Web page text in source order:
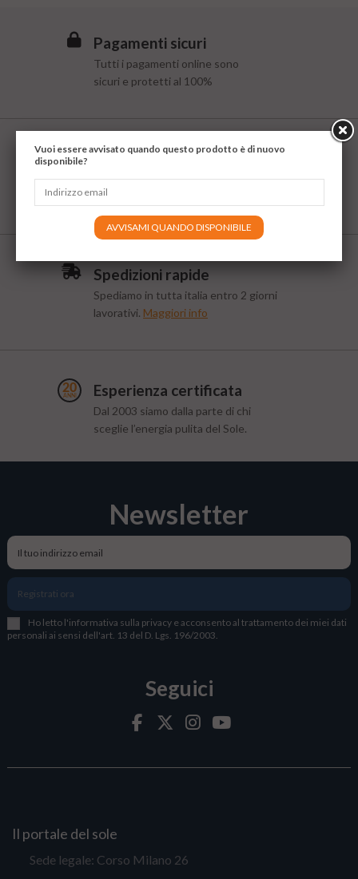
Pagamenti sicuri
Tutti i pagamenti online sono
sicuri e protetti al 100%
Aiuto e supporto
Servizio di assistenza e consulenza
gratuito al
Spedizioni rapide
Spediamo in tutta italia entro 2 giorni
lavorativi. Maggiori info
Esperienza certificata
Dal 2003 siamo dalla parte di chi
sceglie l’energia pulita del Sole.
Newsletter
Registrati ora
Ho letto l'informativa sulla privacy e acconsento al trattamento dei miei dati
personali ai sensi dell'art. 13 del D. Lgs. 196/2003.
Seguici
Il portale del sole
Sede legale: Corso Milano 26
Vuoi essere avvisato quando questo prodotto è di nuovo
disponibile?
AVVISAMI QUANDO DISPONIBILE